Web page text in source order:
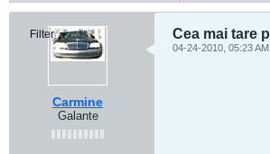
Filter
Carmine
Galante
Cea mai tare
04-24-2010, 05:23 AM